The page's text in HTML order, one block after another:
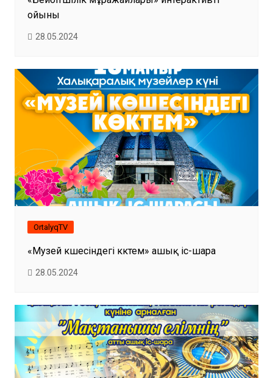
ойыны
28.05.2024
OrtalyqTV
«Музей көшесіндегі көктем» ашық іс-шара
28.05.2024